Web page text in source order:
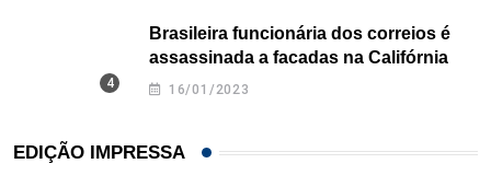
Brasileira funcionária dos correios é
assassinada a facadas na Califórnia
16/01/2023
EDIÇÃO IMPRESSA